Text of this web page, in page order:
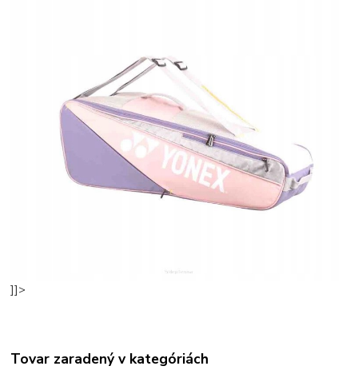
]]>
Tovar zaradený v kategóriách